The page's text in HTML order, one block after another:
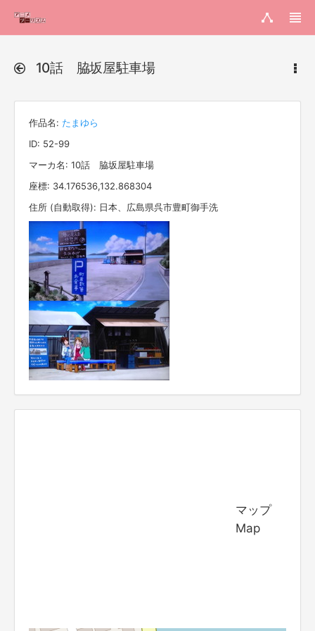
10話 脇坂屋駐車場
作品名: たまゆら
ID: 52-99
マーカ名: 10話 脇坂屋駐車場
座標: 34.176536,132.868304
住所 (自動取得): 日本、広島県呉市豊町御手洗
マップ
Map